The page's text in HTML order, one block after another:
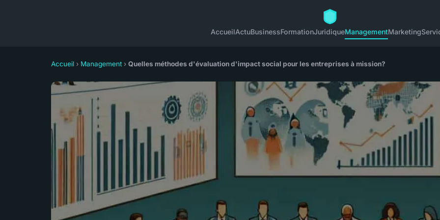
AccueilActuBusinessFormationJuridiqueManagementMarketing
Accueil › Management › Quelles méthodes d'évaluation d'impact social pour les entreprises à mission?